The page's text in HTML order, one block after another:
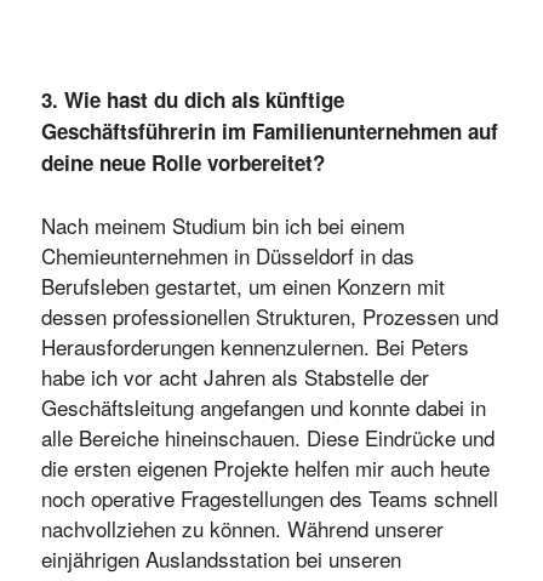
3. Wie hast du dich als künftige
Geschäftsführerin im Familienunternehmen auf
deine neue Rolle vorbereitet?
Nach meinem Studium bin ich bei einem
Chemieunternehmen in Düsseldorf in das
Berufsleben gestartet, um einen Konzern mit
dessen professionellen Strukturen, Prozessen und
Herausforderungen kennenzulernen. Bei Peters
habe ich vor acht Jahren als Stabstelle der
Geschäftsleitung angefangen und konnte dabei in
alle Bereiche hineinschauen. Diese Eindrücke und
die ersten eigenen Projekte helfen mir auch heute
noch operative Fragestellungen des Teams schnell
nachvollziehen zu können. Während unserer
einjährigen Auslandsstation bei unseren